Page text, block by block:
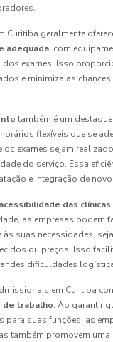
Curitiba geralmente
adequada, com
dos exames. Isso
e minimiza as chances
também é um
flexíveis que se
os exames sejam
do serviço. Essa
e integração de
acessibilidade das clínicas
as empresas podem
suas necessidades,
ou preços. Isso
dificuldades
em Curitiba
de trabalho. Ao garantir
para suas funções, as
também promovem